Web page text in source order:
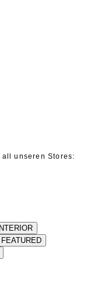
unseren Stores:
INTERIOR